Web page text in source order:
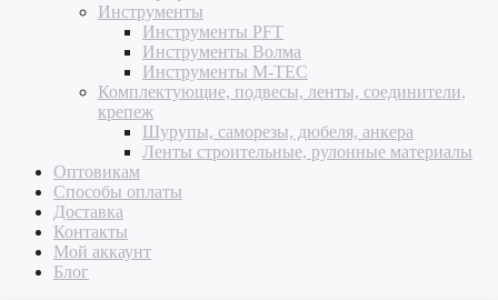
Инструменты
Инструменты PFT
Инструменты Волма
Инструменты M-TEC
Комплектующие, подвесы, ленты, соединители,
крепеж
Шурупы, саморезы, дюбеля, анкера
Ленты строительные, рулонные материалы
Оптовикам
Способы оплаты
Доставка
Контакты
Мой аккаунт
Блог